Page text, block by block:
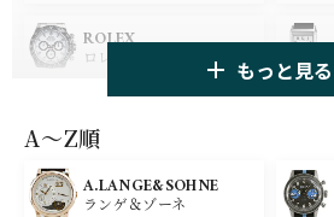
ROLEX
ロレックス
パネライ
OMEGA
オメガ
もっと見る
A〜Z順
A.LANGE&SOHNE
ランゲ＆ゾーネ